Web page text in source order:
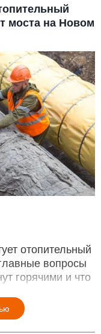
моста на Новом
отопительный
вопросы
горячими и что